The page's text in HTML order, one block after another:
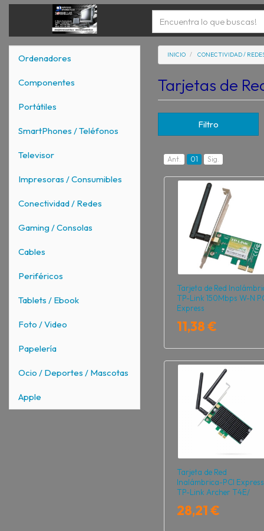
Ordenadores
Componentes
Portátiles
SmartPhones / Teléfonos
Televisor
Impresoras / Consumibles
Conectividad / Redes
Gaming / Consolas
Cables
Periféricos
Tablets / Ebook
Foto / Video
Papelería
Ocio / Deportes / Mascotas
Apple
INICIO CONECTIVIDAD /
Tarjetas de
Filtro
Ant. 01 Sig.
Tarjeta de Red
TP-Link 150Mbps W-N
Express
11,38 €
Tarjeta de Red
Inalámbrica-PCI Express
TP-Link Archer T4E/
28,21 €